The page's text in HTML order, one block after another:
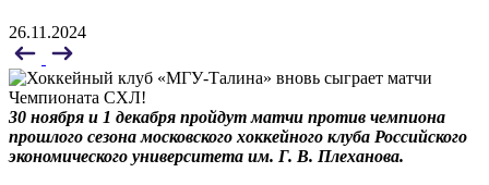
26.11.2024
30 ноября и 1 декабря пройдут матчи против чемпиона
прошлого сезона московского хоккейного клуба Российского
экономического университета им. Г. В. Плеханова.